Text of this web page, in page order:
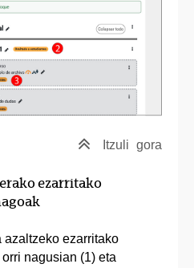
Itzuli gora
ezarritako
azaltzeko ezarritako
nagusian (1) eta